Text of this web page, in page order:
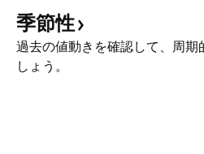
季節性
過去の値動きを確認して、周期
しょう。